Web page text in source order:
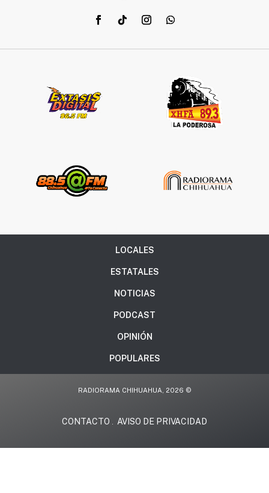
LOCALES
ESTATALES
NOTICIAS
PODCAST
OPINIÓN
POPULARES
RADIORAMA CHIHUAHUA, 2026 ©
CONTACTO AVISO DE PRIVACIDAD